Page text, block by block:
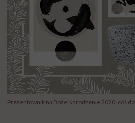
Prezentownik na Boże Narodzenie 2020: coś